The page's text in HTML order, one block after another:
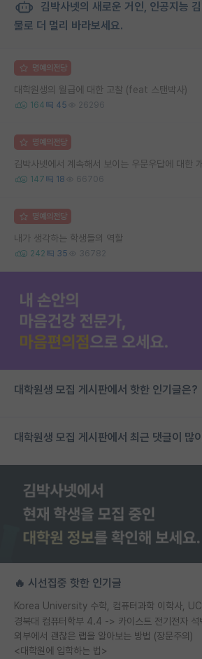
김박사넷의 새로운 거인, 인공지능
물로 더 멀리 바라보세요.
명예의전당
대학원생의 월급에 대한 고찰 (feat 스탠박사)
164 45 26296
명예의전당
김박사넷에서 계속해서 보이는 우문우답에 대한
147 18 66706
명예의전당
내가 생각하는 학생들의 역할
242 35 36782
대학원생 모집 게시판에서 핫한 인기글은?
대학원생 모집 게시판에서 최근 댓글이 많
🔥 시선집중 핫한 인기글
외부에서 괜찮은 랩을 알아보는 방법 (장문주의)
<대학원에 입학하는 법>